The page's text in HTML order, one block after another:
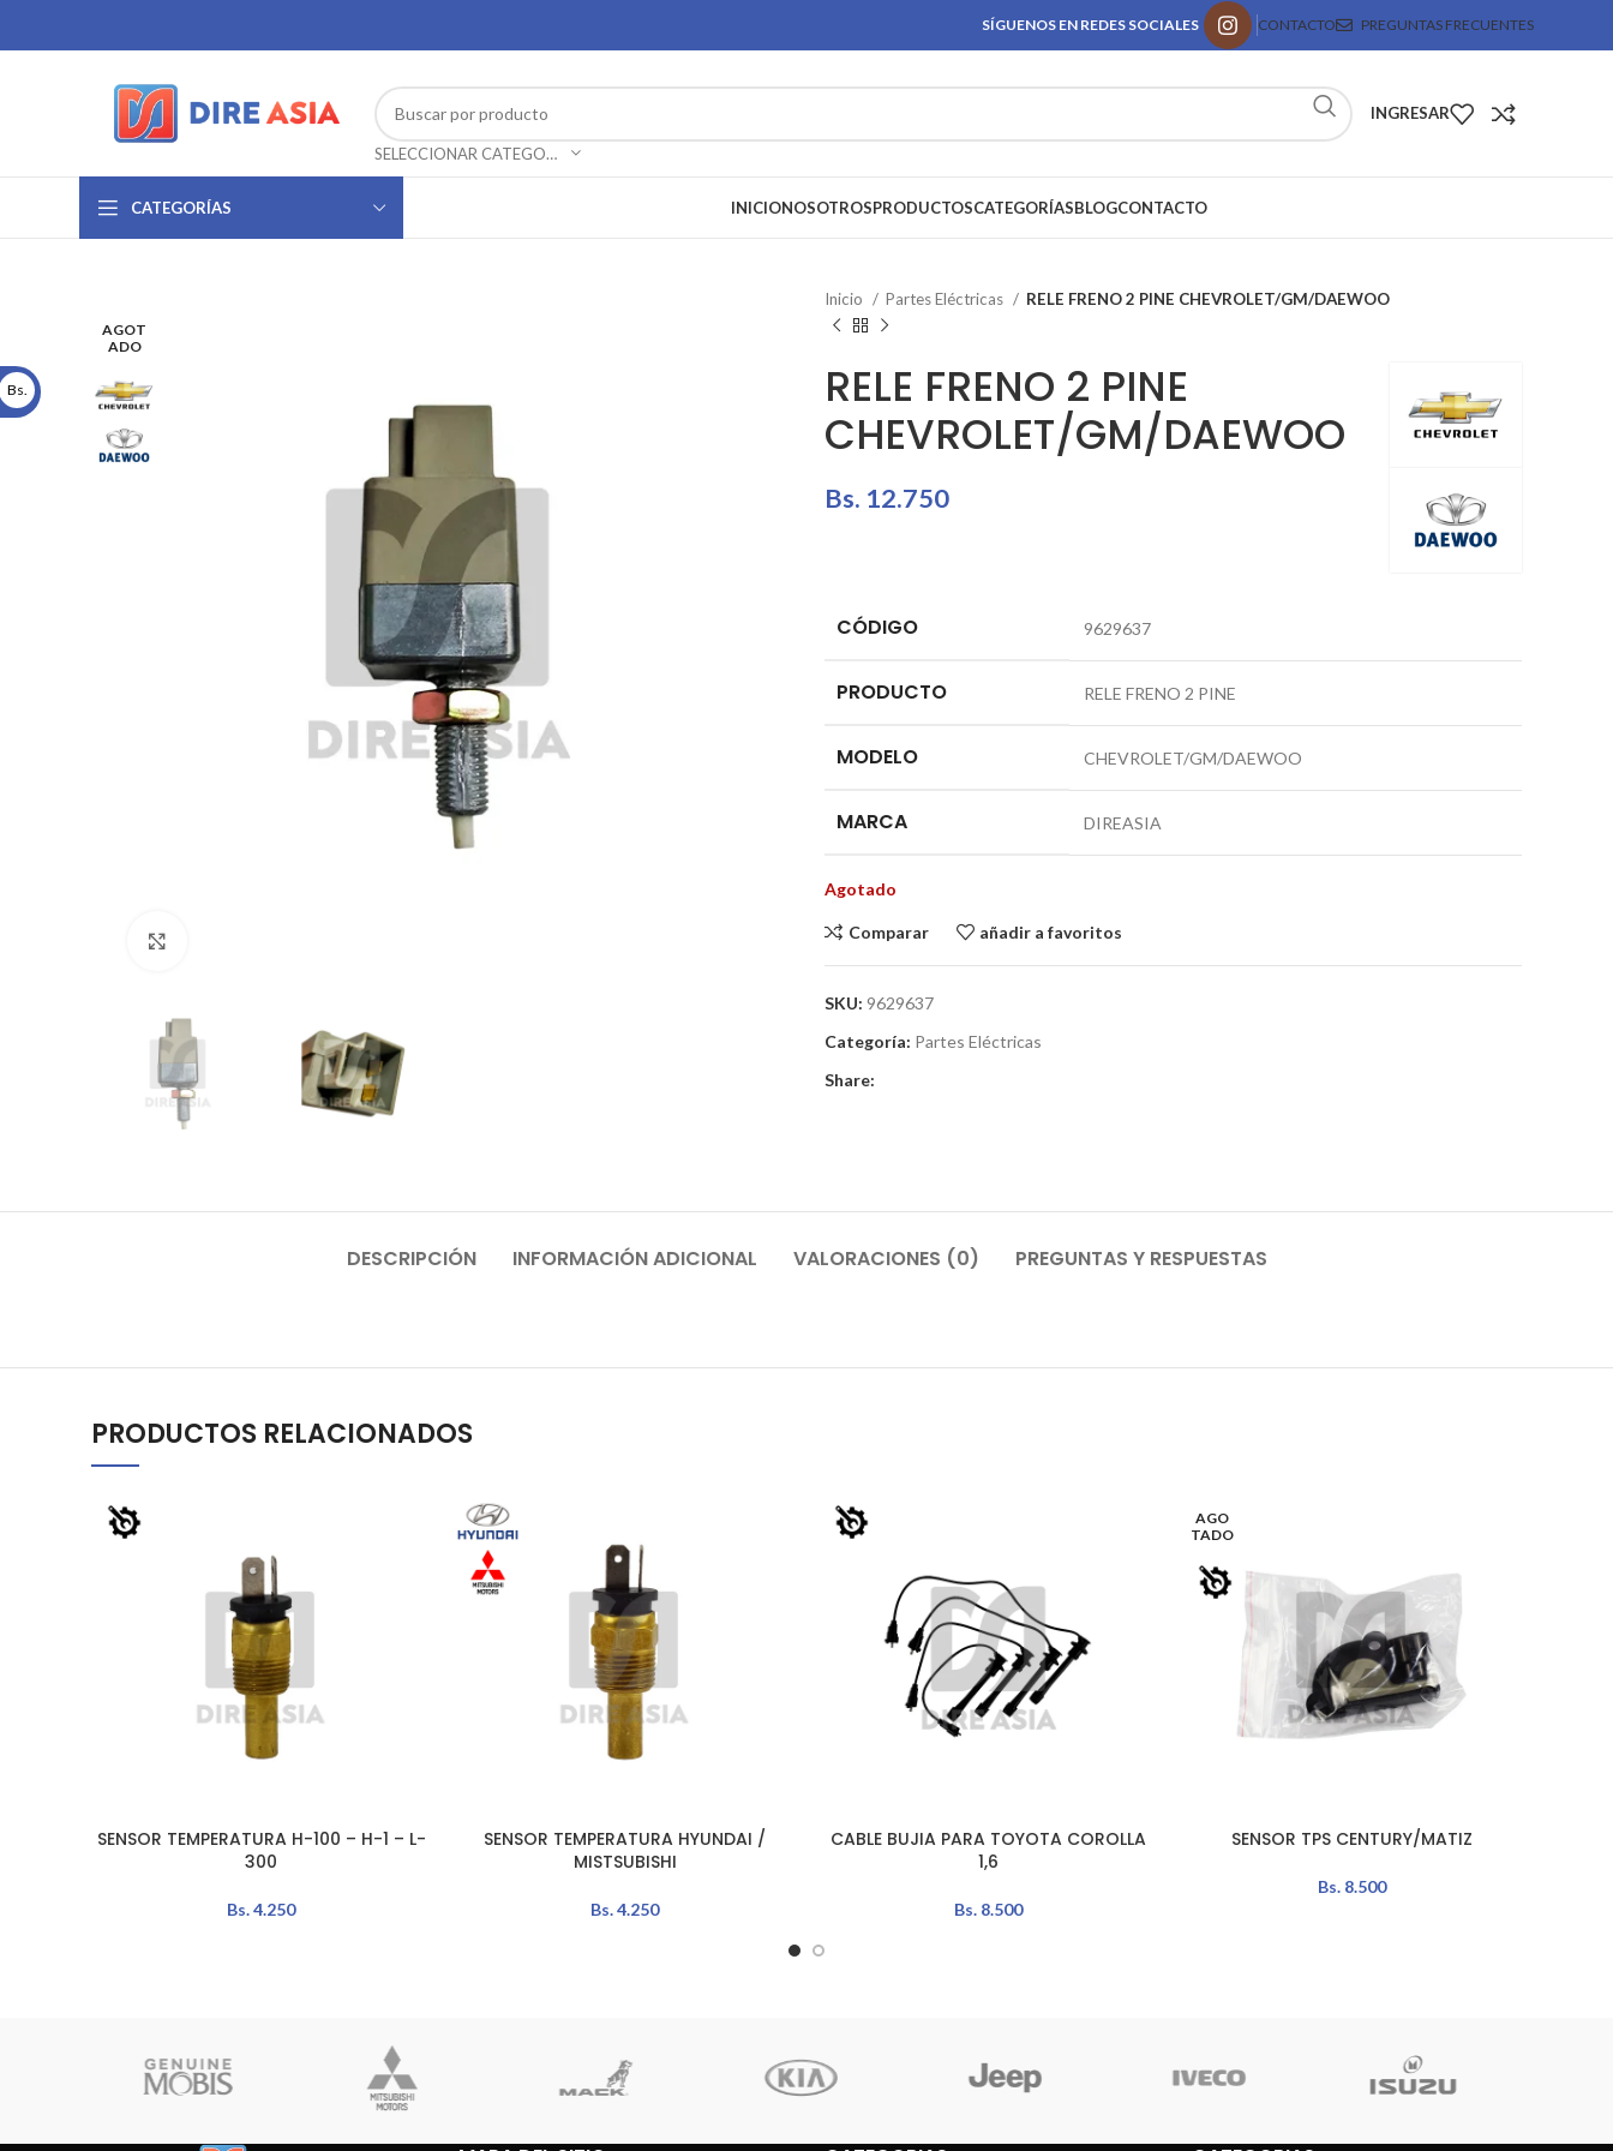
SÍGUENOS EN REDES SOCIALES CONTACTO PREGUNTAS FRECUENTES
SELECCIONAR CATEGORÍA
INGRESAR
CATEGORÍAS INICIONOSOTROSPRODUCTOSCATEGORÍASBLOGCONTACTO
AGOT
ADO
Inicio Partes Eléctricas RELE FRENO 2 PINE CHEVROLET/GM/DAEWOO
RELE FRENO 2 PINE
CHEVROLET/GM/DAEWOO
Bs. 12.750
CÓDIGO 9629637
PRODUCTO RELE FRENO 2 PINE
MODELO CHEVROLET/GM/DAEWOO
MARCA DIREASIA
Agotado
Comparar añadir a favoritos
SKU: 9629637
Categoría: Partes Eléctricas
Share:
DESCRIPCIÓN INFORMACIÓN ADICIONAL VALORACIONES (0) PREGUNTAS Y RESPUESTAS
PRODUCTOS RELACIONADOS
AÑADIR AL CARRITO
SENSOR TEMPERATURA H-100 – H-1 – L-
300
Bs.4.250
AÑADIR AL CARRITO
SENSOR TEMPERATURA HYUNDAI /
MISTSUBISHI
Bs.4.250
AÑADIR AL CARRITO
CABLE BUJIA PARA TOYOTA COROLLA
1,6
Bs. 8.500
AGO
TADO
LEER MÁSSENSOR TPS CENTURY/MATIZ
Bs. 8.500
Bs.